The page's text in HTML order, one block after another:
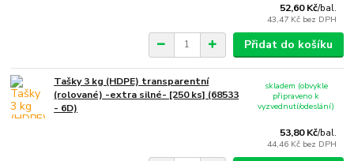
52,60 Kč/bal.
43,47 Kč bez DPH
Přidat do košíku
Tašky 3 kg (HDPE) transparentní
(rolované) -extra silné- [250 ks] (68533
- 6D)
53,80 Kč/bal.
44,46 Kč bez DPH
skladem (obvykle
připraveno k
vyzvednutí/odeslání)